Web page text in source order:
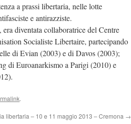
a prassi libertaria, nelle lotte
e antirazziste.
diventata collaboratrice del Centre
Socialiste Libertaire, partecipando
di Evian (2003) e di Davos (2003);
di Euroanarkismo a Parigi (2010) e
.
libertaria – 10 e 11 maggio 2013 – Cremona →